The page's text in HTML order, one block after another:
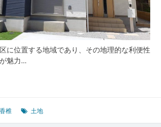
に位置する地域であり、その地理的な利便性
魅力…
香椎 土地